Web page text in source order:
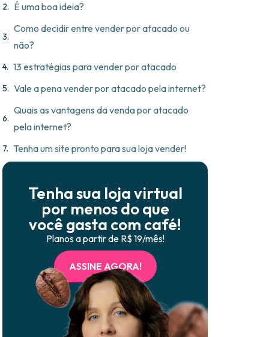
É uma boa ideia?
Como decidir entre vender por atacado ou
não?
13 estratégias para vender por atacado
Vale a pena vender por atacado pela internet?
Quais as vantagens da venda por atacado
pela internet?
Tenha um site pronto para sua loja vender!
Tenha sua loja virtual
por menos do que
você gasta com café!
Planos a partir de R$ 19/mês!
ASSINE AGORA!